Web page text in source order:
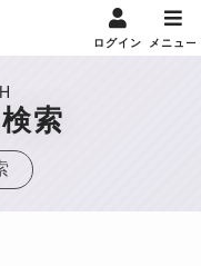
ログイン メニュー
索